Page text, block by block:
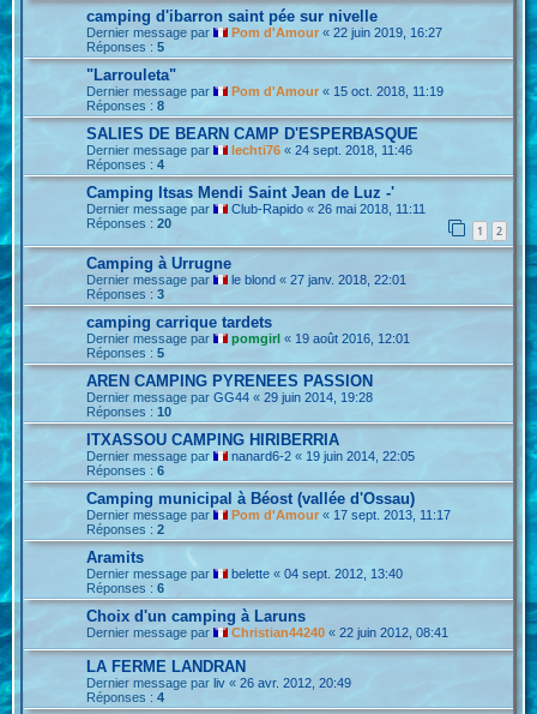
camping d'ibarron saint pée sur nivelle
Dernier message par Pom d'Amour «22 juin 2019, 16:27
Réponses :5
"Larrouleta"
Dernier message par Pom d'Amour« 15 oct. 2018, 11:19
Réponses :8
SALIES DE BEARN CAMP D'ESPERBASQUE
Dernier message par lechti76 «24 sept. 2018, 11:46
Réponses :4
Camping Itsas Mendi Saint Jean de Luz -'
Dernier message par Club-Rapido «26 mai 2018, 11:11
Réponses :20 1 2
Camping à Urrugne
Dernier message par le blond «27 janv. 2018, 22:01
Réponses :3
camping carrique tardets
Dernier message par pomgirl « 19 août 2016, 12:01
Réponses :5
AREN CAMPING PYRENEES PASSION
Dernier message parGG44 «29 juin 2014, 19:28
Réponses :10
ITXASSOU CAMPING HIRIBERRIA
Dernier message par nanard6-2 « 19 juin 2014, 22:05
Réponses :6
Camping municipal à Béost (vallée d'Ossau)
Dernier message par Pom d'Amour « 17 sept. 2013, 11:17
Réponses :2
Aramits
Dernier message par belette «04 sept. 2012, 13:40
Réponses :6
Choix d'un camping à Laruns
Dernier message par Christian44240 «22 juin 2012, 08:41
LA FERME LANDRAN
Dernier message parliv «26 avr. 2012, 20:49
Réponses :4